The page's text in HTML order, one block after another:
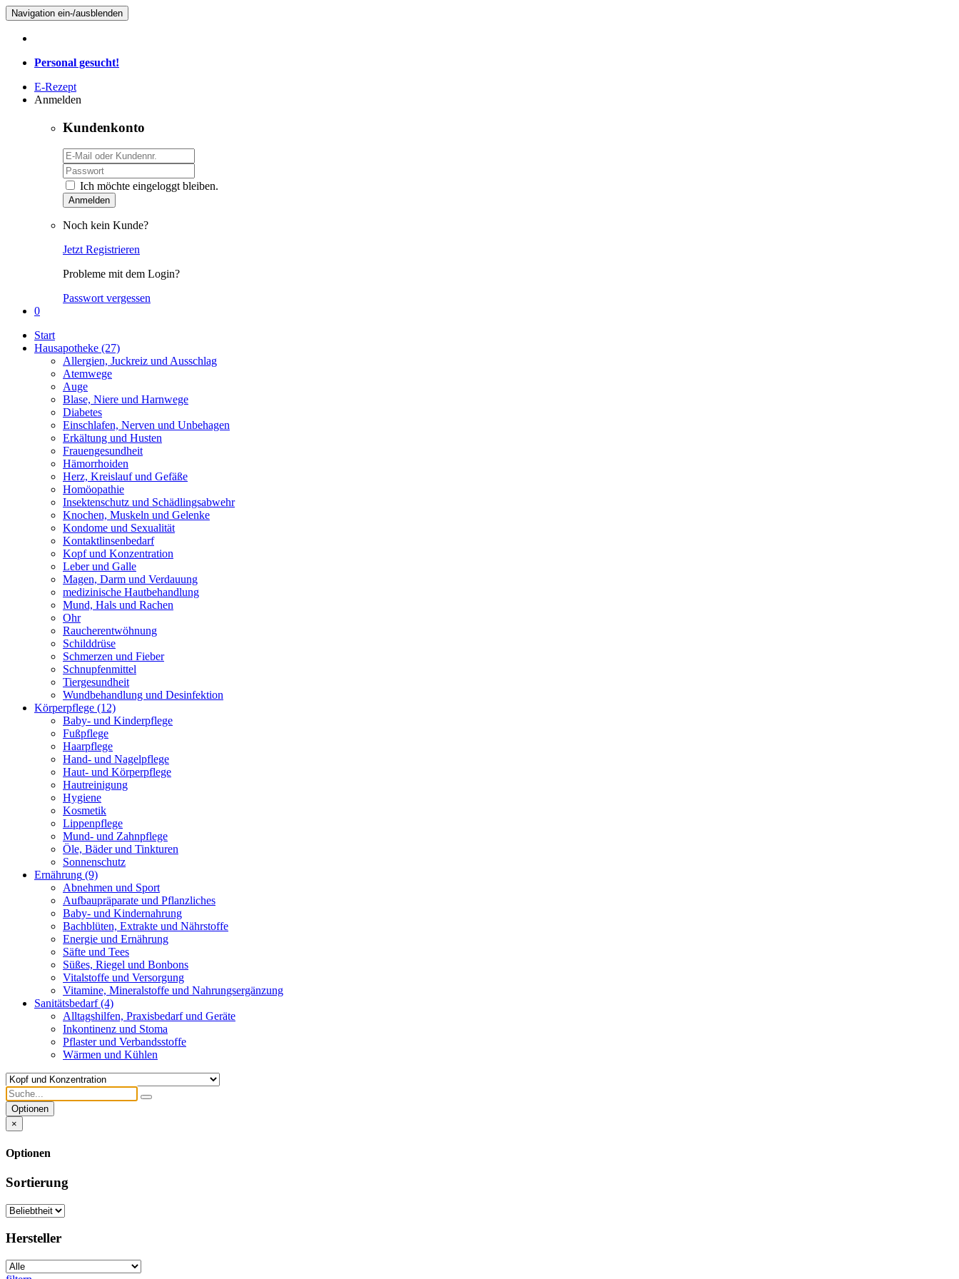
Navigation ein-/ausblenden
Personal gesucht!
E-Rezept
Anmelden
Kundenkonto
Ich möchte eingeloggt bleiben.
Anmelden
Noch kein Kunde?
Jetzt Registrieren
Probleme mit dem Login?
Passwort vergessen
0
Start
Hausapotheke (27)
Allergien, Juckreiz und Ausschlag
Atemwege
Auge
Blase, Niere und Harnwege
Diabetes
Einschlafen, Nerven und Unbehagen
Erkältung und Husten
Frauengesundheit
Hämorrhoiden
Herz, Kreislauf und Gefäße
Homöopathie
Insektenschutz und Schädlingsabwehr
Knochen, Muskeln und Gelenke
Kondome und Sexualität
Kontaktlinsenbedarf
Kopf und Konzentration
Leber und Galle
Magen, Darm und Verdauung
medizinische Hautbehandlung
Mund, Hals und Rachen
Ohr
Raucherentwöhnung
Schilddrüse
Schmerzen und Fieber
Schnupfenmittel
Tiergesundheit
Wundbehandlung und Desinfektion
Körperpflege (12)
Baby- und Kinderpflege
Fußpflege
Haarpflege
Hand- und Nagelpflege
Haut- und Körperpflege
Hautreinigung
Hygiene
Kosmetik
Lippenpflege
Mund- und Zahnpflege
Öle, Bäder und Tinkturen
Sonnenschutz
Ernährung (9)
Abnehmen und Sport
Aufbaupräparate und Pflanzliches
Baby- und Kindernahrung
Bachblüten, Extrakte und Nährstoffe
Energie und Ernährung
Säfte und Tees
Süßes, Riegel und Bonbons
Vitalstoffe und Versorgung
Vitamine, Mineralstoffe und Nahrungsergänzung
Sanitätsbedarf(4)
Alltagshilfen, Praxisbedarf und Geräte
Inkontinenz und Stoma
Pflaster und Verbandsstoffe
Wärmen und Kühlen
Optionen
×
Optionen
Sortierung
Hersteller